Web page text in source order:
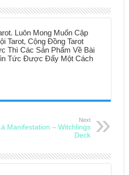
Luôn Mong Muốn Cập
Tarot, Cộng Đồng Tarot
Thì Các Sản Phẩm Về Bài
Tức Được Đẩy Một Cách
Next
Manifestation – Witchlings
Deck